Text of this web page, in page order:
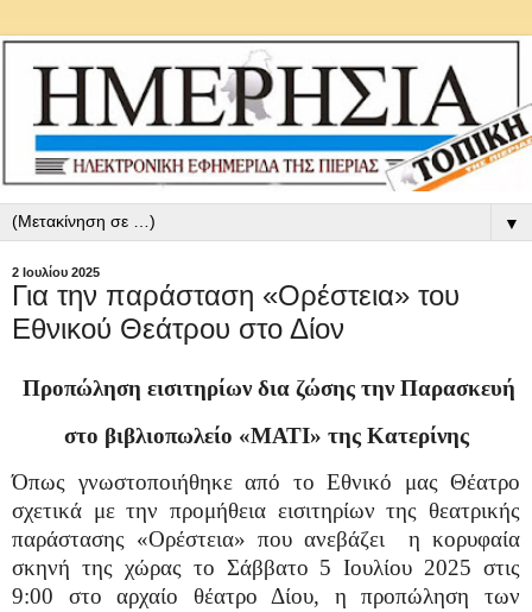
▼
2 Ιουλίου 2025
Για την παράσταση «Ορέστεια» του
Εθνικού Θεάτρου στο Δίον
Προπώληση εισιτηρίων δια ζώσης την Παρασκευή
στο βιβλιοπωλείο «ΜΑΤΙ» της Κατερίνης
Όπως γνωστοποιήθηκε από το Εθνικό μας Θέατρο
σχετικά με την προμήθεια εισιτηρίων της θεατρικής
παράστασης «Ορέστεια» που ανεβάζει
η κορυφαία
σκηνή της χώρας το Σάββατο 5 Ιουλίου 2025 στις
9:00 στο αρχαίο θέατρο Δίου, η προπώληση των